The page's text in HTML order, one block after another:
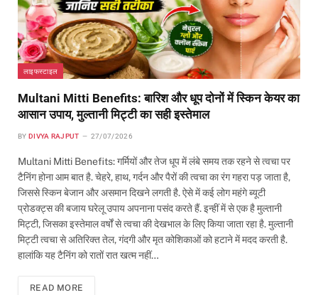
लाइफस्टाइल
Multani Mitti Benefits: बारिश और धूप दोनों में स्किन केयर का
आसान उपाय, मुल्तानी मिट्टी का सही इस्तेमाल
BY DIVYA RAJPUT 27/07/2026
Multani Mitti Benefits: गर्मियों और तेज धूप में लंबे समय तक रहने से त्वचा पर
टैनिंग होना आम बात है. चेहरे, हाथ, गर्दन और पैरों की त्वचा का रंग गहरा पड़ जाता है,
जिससे स्किन बेजान और असमान दिखने लगती है. ऐसे में कई लोग महंगे ब्यूटी
प्रोडक्ट्स की बजाय घरेलू उपाय अपनाना पसंद करते हैं. इन्हीं में से एक है मुल्तानी
मिट्टी, जिसका इस्तेमाल वर्षों से त्वचा की देखभाल के लिए किया जाता रहा है. मुल्तानी
मिट्टी त्वचा से अतिरिक्त तेल, गंदगी और मृत कोशिकाओं को हटाने में मदद करती है.
हालांकि यह टैनिंग को रातों रात खत्म नहीं…
READ MORE